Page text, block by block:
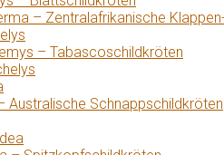
– Zentralafrikanische
– Tabascoschildkröten
Australische Schnappschildkröten